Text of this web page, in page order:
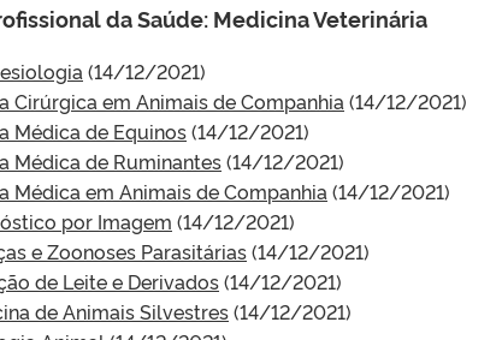
da Saúde: Medicina Veterinária
(14/12/2021)
Cirúrgica em Animais de Companhia (14/12/2021)
Médica de Equinos(14/12/2021)
Médica de Ruminantes(14/12/2021)
Médica em Animais de Companhia (14/12/2021)
por Imagem (14/12/2021)
e Zoonoses Parasitárias(14/12/2021)
de Leite e Derivados(14/12/2021)
de Animais Silvestres(14/12/2021)